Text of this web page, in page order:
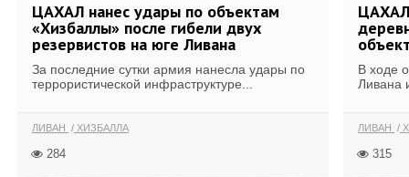
ЦАХАЛ нанес удары по объектам
«Хизбаллы» после гибели двух
резервистов на юге Ливана
За последние сутки армия нанесла удары по
террористической инфраструктуре...
ЛИВАН ХИЗБАЛЛА
284
В ходе
Ливана
ЛИВАН
315